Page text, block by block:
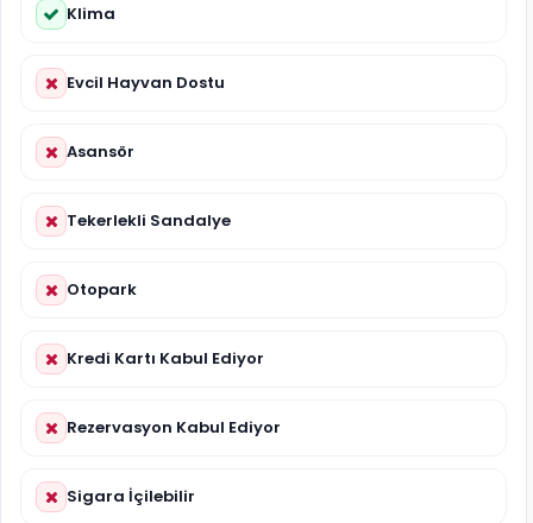
Klima
Evcil Hayvan Dostu
Asansör
Tekerlekli Sandalye
Otopark
Kredi Kartı Kabul Ediyor
Rezervasyon Kabul Ediyor
Sigara İçilebilir